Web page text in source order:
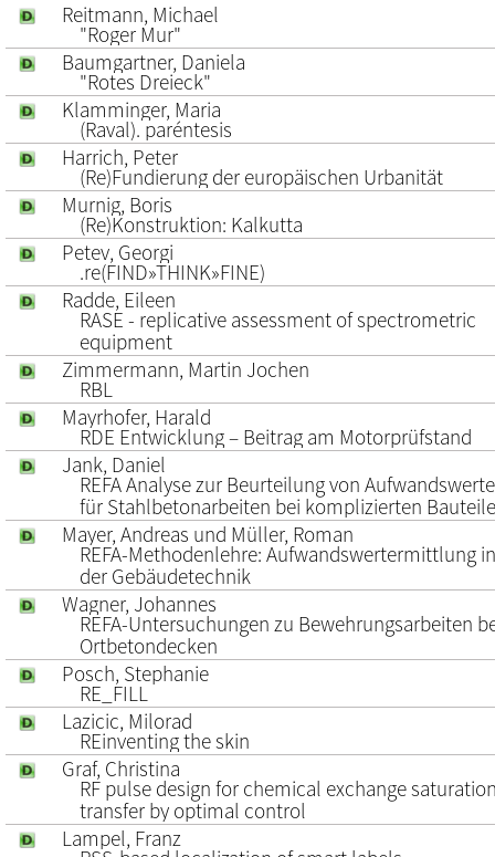
Reitmann, Michael
"Roger Mur"
Baumgartner, Daniela
"Rotes Dreieck"
Klamminger, Maria
(Raval). paréntesis
Harrich, Peter
(Re)Fundierung der europäischen Urbanität
Murnig, Boris
(Re)Konstruktion: Kalkutta
Petev, Georgi
.re(FIND»THINK»FINE)
Radde, Eileen
RASE - replicative assessment of spectrometric
equipment
Zimmermann, Martin Jochen
RBL
Mayrhofer, Harald
RDE Entwicklung – Beitrag am Motorprüfstand
Jank, Daniel
REFA Analyse zur Beurteilung von
für Stahlbetonarbeiten bei komplizierten
Mayer, Andreas und Müller, Roman
REFA-Methodenlehre: Aufwandswertermittlung in
der Gebäudetechnik
Wagner, Johannes
REFA-Untersuchungen zu Bewehrungsarbeiten
Ortbetondecken
Posch, Stephanie
RE_FILL
Lazicic, Milorad
REinventing the skin
Graf, Christina
RF pulse design for chemical exchange
transfer by optimal control
Lampel, Franz